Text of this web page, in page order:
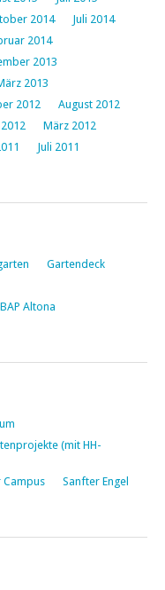
2014
Juli 2014
2014
2013
2013
2012
August 2012
März 2012
Juli 2011
Gartendeck
Altona
(mit HH-
Campus
Sanfter Engel